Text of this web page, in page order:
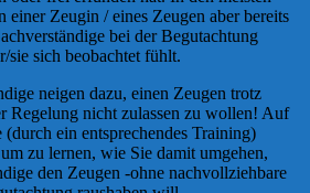
Zeugin / eines Zeugen aber bereits
bei der Begutachtung
sie sich beobachtet fühlt.
neigen dazu, einen Zeugen trotz
Regelung nicht zulassen zu wollen! Auf
ein entsprechendes Training)
zu lernen, wie Sie damit umgehen,
den Zeugen -ohne nachvollziehbare